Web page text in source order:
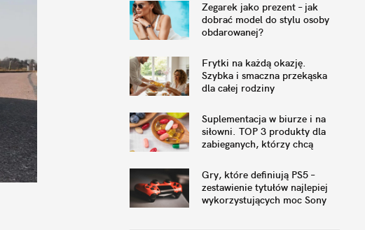
Zegarek jako prezent – jak
dobrać model do stylu osoby
obdarowanej?
Frytki na każdą okazję.
Szybka i smaczna przekąska
dla całej rodziny
Suplementacja w biurze i na
siłowni. TOP 3 produkty dla
zabieganych, którzy chcą
Gry, które definiują PS5 –
zestawienie tytułów najlepiej
wykorzystujących moc Sony